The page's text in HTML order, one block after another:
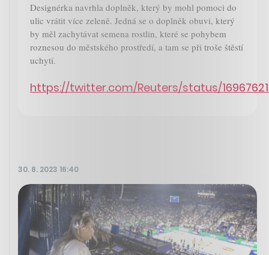
Designérka navrhla doplněk, který by mohl pomoci do
ulic vrátit více zeleně. Jedná se o doplněk obuvi, který
by měl zachytávat semena rostlin, které se pohybem
roznesou do městského prostředí, a tam se při troše štěstí
uchytí.
https://twitter.com/Reuters/status/
30. 8. 2023 16:40